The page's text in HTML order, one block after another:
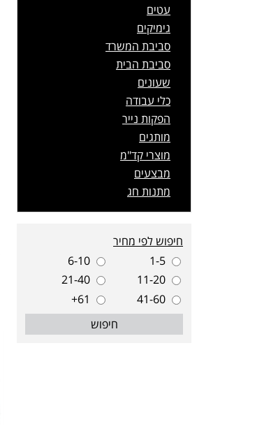
עטים
גימיקים
סביבת המשרד
סביבת הבית
שעונים
כלי עבודה
הפקות נייר
מותגים
מוצרי קד"מ
מבצעים
מתנות חג
חיפוש לפי מחיר
1-5
6-10
11-20
21-40
41-60
61+
חיפוש